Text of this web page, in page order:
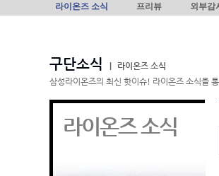
라이온즈 소식 프리뷰 외부감
구단소식
라이온즈 소식
삼성라이온즈의 최신 핫이슈! 라이온즈 소식을
라이온즈 소식